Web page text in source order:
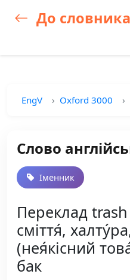
До словника
EngV Oxford 3000
Слово
Іменник
Переклад
сміття́,
(нея́кісний
бак